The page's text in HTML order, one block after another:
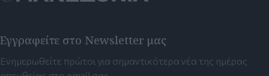
Εγγραφείτε στο Newsletter μας
Ενημερωθείτε πρώτοι για σημαντικότερα νέα της ημέρας